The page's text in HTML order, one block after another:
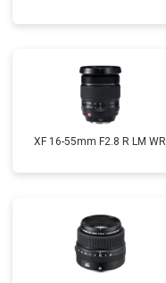
XF 16-55mm F2.8 R LM WR